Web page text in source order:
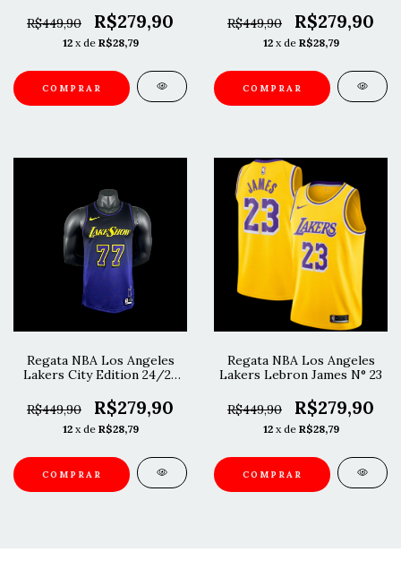
R$449,90
R$279,90
12 x de R$28,79
COMPRAR
R$449,90
R$279,90
12 x de R$28,79
COMPRAR
Regata NBA Los Angeles
Lakers City Edition 24/25
R$449,90
R$279,90
12 x de R$28,79
COMPRAR
Regata NBA Los Angeles
Lakers Lebron James N° 23
R$449,90 R$279,90
12 x de R$28,79
COMPRAR